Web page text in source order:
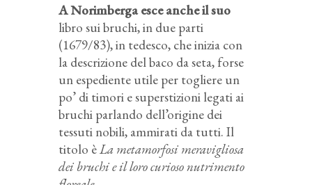
A Norimberga esce anche il suo
libro sui bruchi, in due parti
(1679/83), in tedesco, che inizia con
la descrizione del baco da seta, forse
un espediente utile per togliere un
po’ di timori e superstizioni legati ai
bruchi parlando dell’origine dei
tessuti nobili, ammirati da tutti. Il
titolo èLa metamorfosi meravigliosa
dei bruchi e il loro curioso nutrimento